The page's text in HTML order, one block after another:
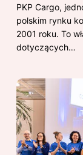
PKP Cargo,
polskim rynku
2001 roku. To
dotyczących…